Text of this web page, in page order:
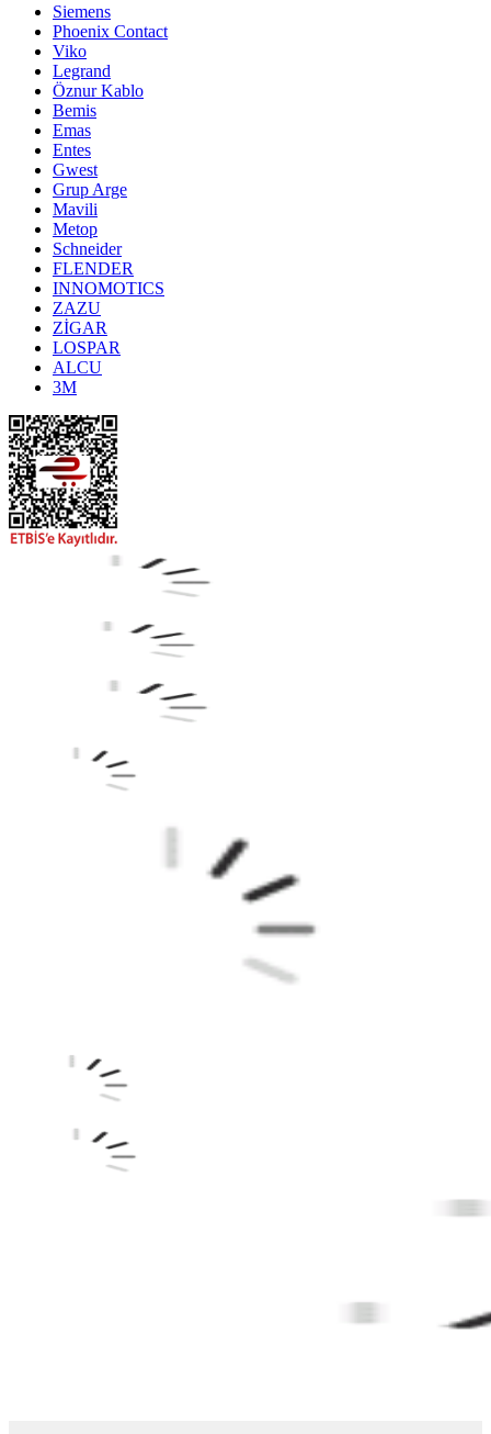
Siemens
Phoenix Contact
Viko
Legrand
Öznur Kablo
Bemis
Emas
Entes
Gwest
Grup Arge
Mavili
Metop
Schneider
FLENDER
INNOMOTICS
ZAZU
ZİGAR
LOSPAR
ALCU
3M